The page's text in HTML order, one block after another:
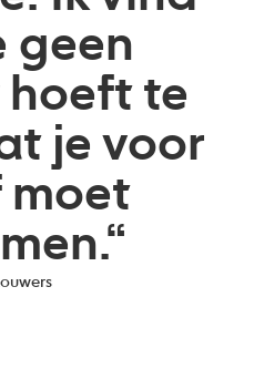
geen
te
je voor
moet